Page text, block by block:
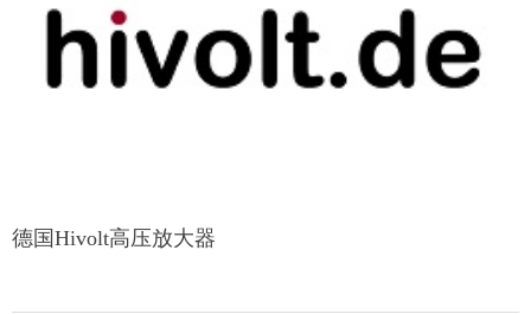
德国Hivolt高压放大器